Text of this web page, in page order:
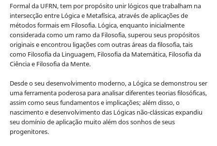
Formal da UFRN, tem por propósito unir lógicos que trabalham na
intersecção entre Lógica e Metafísica, através de aplicações de
métodos formais em Filosofia. Lógica, enquanto inicialmente
considerada como um ramo da Filosofia, superou seus propósitos
originais e encontrou ligações com outras áreas da filosofia, tais
como Filosofia da Linguagem, Filosofia da Matemática, Filosofia da
Ciência e Filosofia da Mente.
Desde o seu desenvolvimento moderno, a Lógica se demonstrou ser
uma ferramenta poderosa para analisar diferentes teorias filosóficas,
assim como seus fundamentos e implicações; além disso, o
nascimento e desenvolvimento das Lógicas não-clássicas expandiu
seu domínio de aplicação muito além dos sonhos de seus
progenitores.